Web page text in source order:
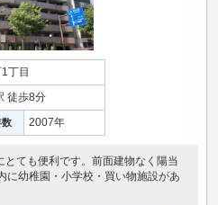
丁目
徒歩8分
数 2007年
とても便利です。前面建物なく陽当
に幼稚園・小学校・買い物施設があ